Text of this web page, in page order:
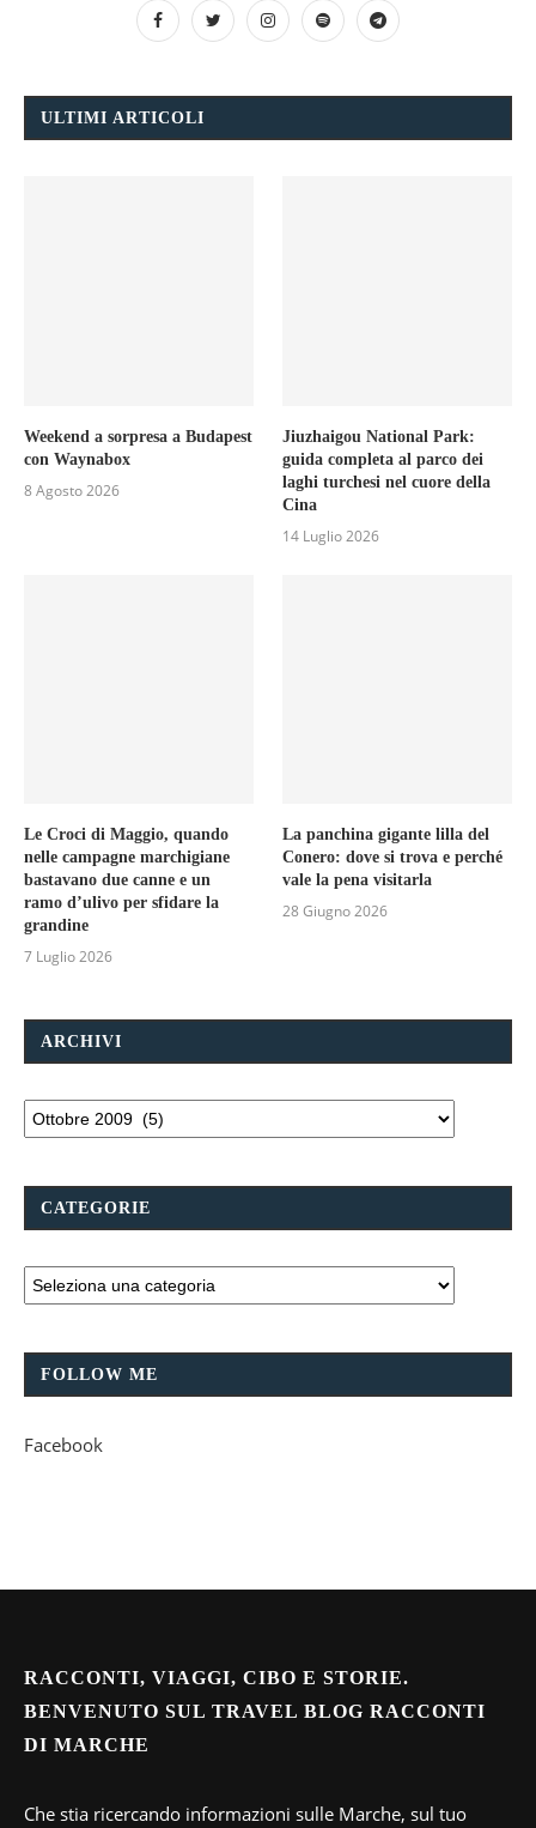
ULTIMI ARTICOLI
Weekend a sorpresa a Budapest
con Waynabox
8 Agosto 2026
Jiuzhaigou National Park:
guida completa al parco dei
laghi turchesi nel cuore della
Cina
14 Luglio 2026
Le Croci di Maggio, quando
nelle campagne marchigiane
bastavano due canne e un
ramo d’ulivo per sfidare la
grandine
7 Luglio 2026
La panchina gigante lilla del
Conero: dove si trova e perché
vale la pena visitarla
28 Giugno 2026
ARCHIVI
CATEGORIE
FOLLOW ME
Facebook
RACCONTI, VIAGGI, CIBO E STORIE.
BENVENUTO SUL TRAVEL BLOG RACCONTI
DI MARCHE
Che stia ricercando informazioni sulle Marche, sul tuo